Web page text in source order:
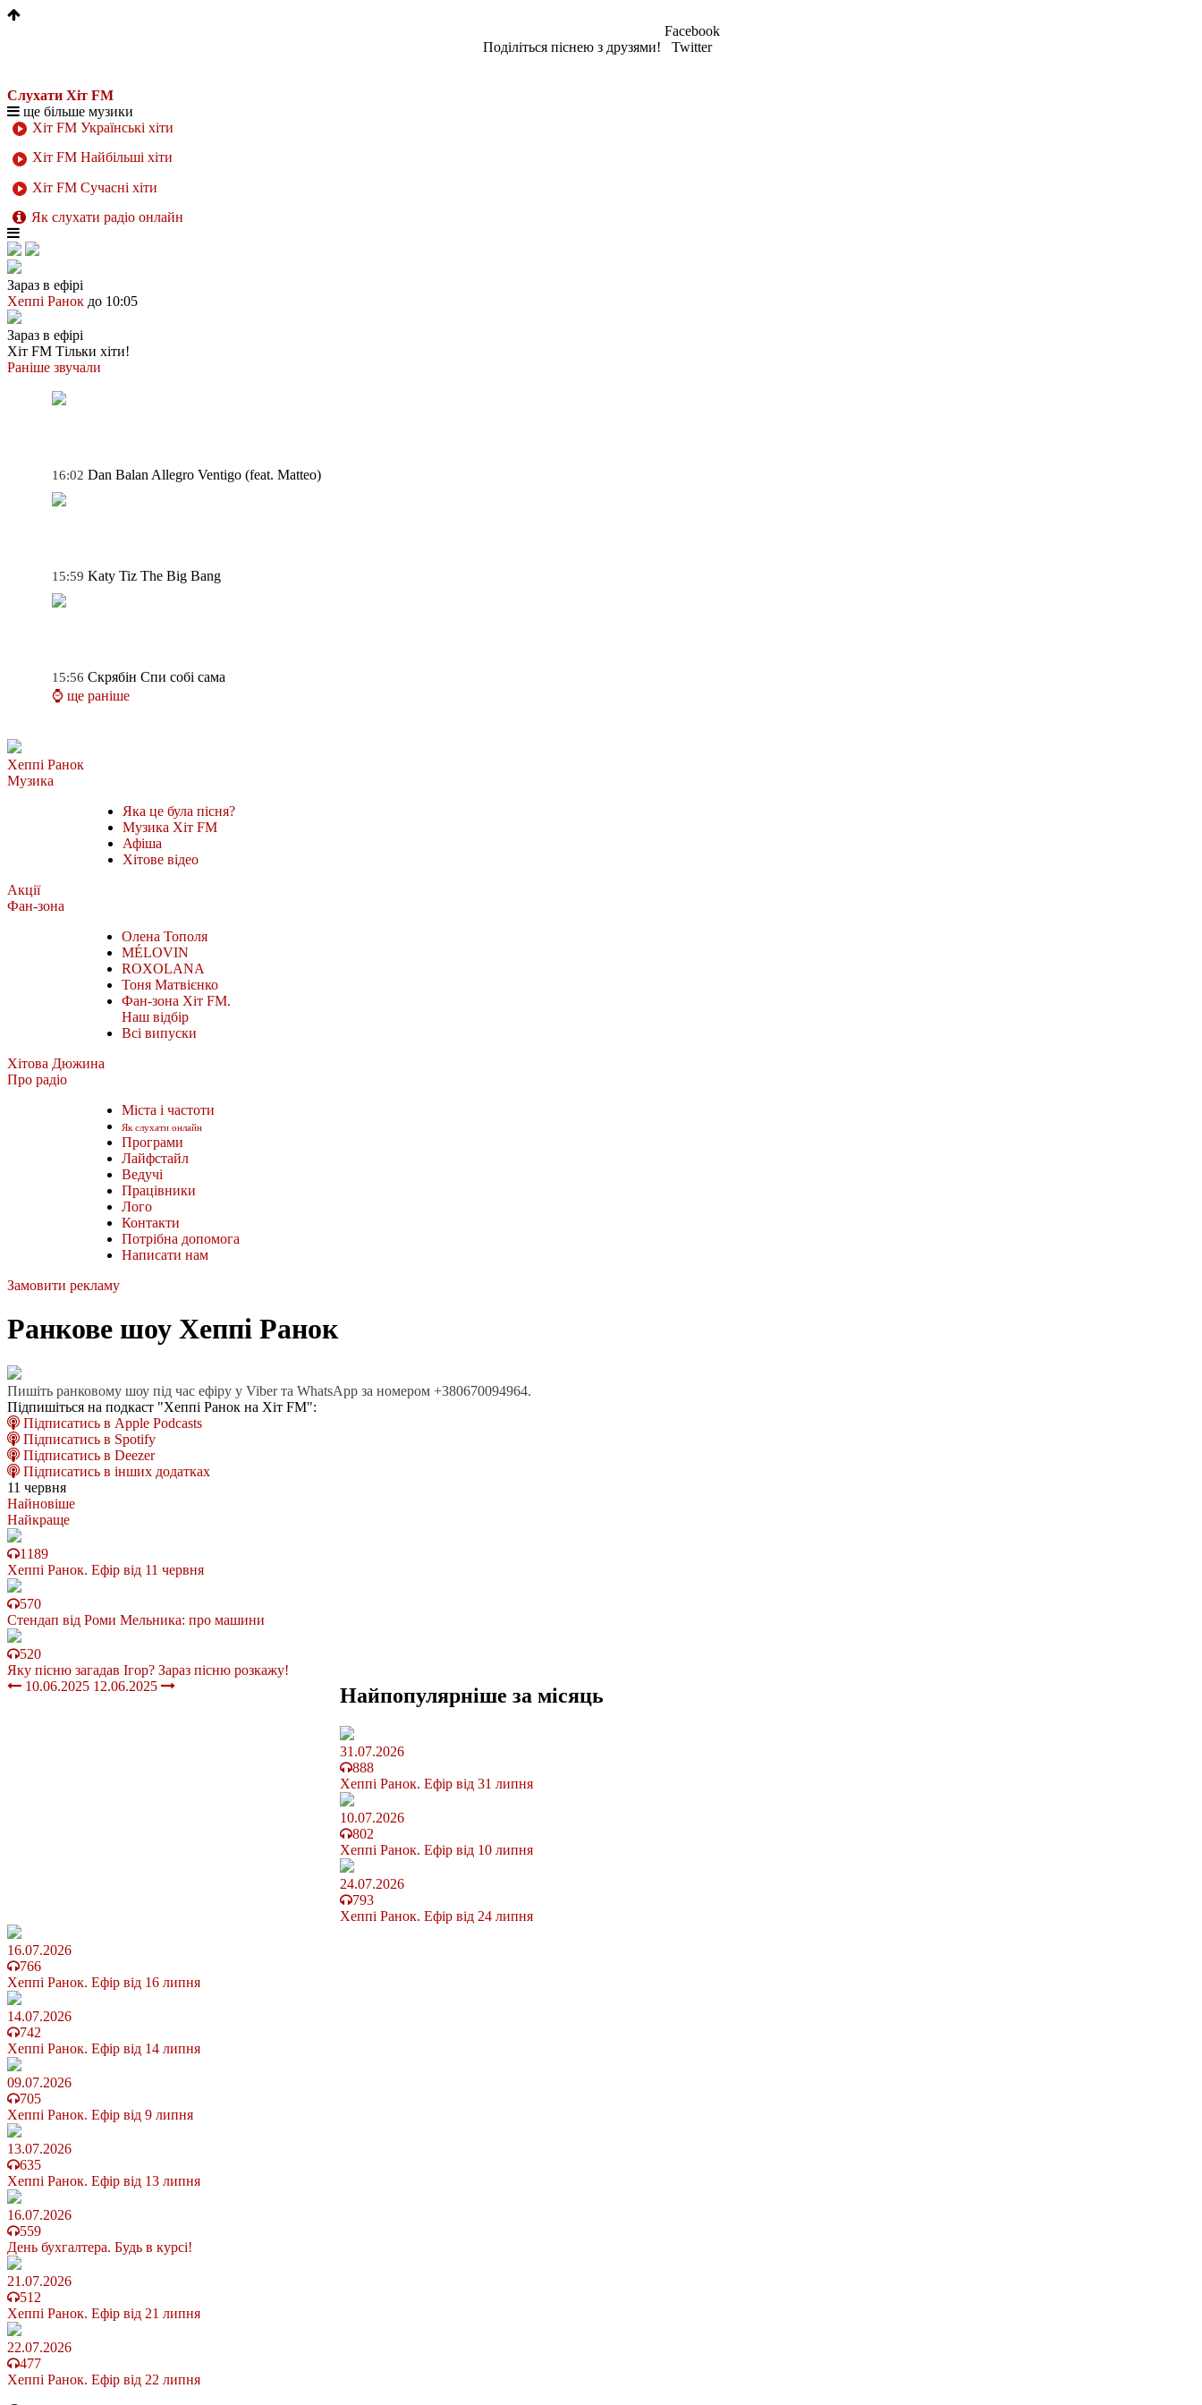
Поділіться піснею з друзями!
Facebook
Twitter
Слухати Хіт FM
ще більше музики
Хіт FM Українські хіти
Хіт FM Найбільші хіти
Хіт FM Сучасні хіти
Як слухати радіо онлайн
Зараз в ефірі
Хеппі Ранок до 10:05
Зараз в ефірі
Хіт FM Тільки хіти!
Раніше звучали
16:02 Dan Balan Allegro Ventigo (feat. Matteo)
15:59 Katy Tiz The Big Bang
15:56 Скрябін Спи собі сама
⌚ ще раніше
Хеппі Ранок
Музика
Яка це була пісня?
Музика Хіт FM
Афіша
Хітове відео
Акції
Фан-зона
Олена Тополя
MÉLOVIN
ROXOLANA
Тоня Матвієнко
Фан-зона Хіт FM.
Наш відбір
Всі випуски
Хітова Дюжина
Про радіо
Міста і частоти
Як слухати онлайн
Програми
Лайфстайл
Ведучі
Працівники
Лого
Контакти
Потрібна допомога
Написати нам
Замовити рекламу
Ранкове шоу Хеппі Ранок
Пишіть ранковому шоу під час ефіру у Viber та WhatsApp за номером +380670094964.
Підпишіться на подкаст "Хеппі Ранок на Хіт FM":
Підписатись в Apple Podcasts
Підписатись в Spotify
Підписатись в Deezer
Підписатись в інших додатках
11 червня
Найновіше
Найкраще
1189
Хеппі Ранок. Ефір від 11 червня
570
Стендап від Роми Мельника: про машини
520
Яку пісню загадав Ігор? Зараз пісню розкажу!
10.06.2025 12.06.2025 Найпопулярніше за місяць
31.07.2026
888
Хеппі Ранок. Ефір від 31 липня
10.07.2026
802
Хеппі Ранок. Ефір від 10 липня
24.07.2026
793
Хеппі Ранок. Ефір від 24 липня
16.07.2026
766
Хеппі Ранок. Ефір від 16 липня
14.07.2026
742
Хеппі Ранок. Ефір від 14 липня
09.07.2026
705
Хеппі Ранок. Ефір від 9 липня
13.07.2026
635
Хеппі Ранок. Ефір від 13 липня
16.07.2026
559
День бухгалтера. Будь в курсі!
21.07.2026
512
Хеппі Ранок. Ефір від 21 липня
22.07.2026
477
Хеппі Ранок. Ефір від 22 липня